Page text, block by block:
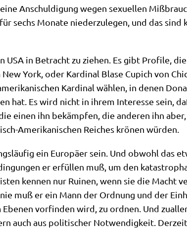
Anschul­di­gung wegen sexu­el­len
sechs Mona­te nie­der­zu­le­gen, und das sind
USA in Betracht zu zie­hen. Es gibt Pro­fi­le,
York, oder Kar­di­nal Bla­se Cupich von
Kar­di­nal wäh­len, in denen
hat. Es wird nicht in ihrem Inter­es­se sein,
einen ihn bekämp­fen, die ande­ren ihn
Ame­ri­ka­ni­schen Rei­ches krö­nen würden.
ein Euro­pä­er sein. Und obwohl das
er erfül­len muß, um den
ken­nen nur Rui­nen, wenn sie die Macht
muß er ein Mann der Ord­nung und der
vor­fin­den wird, zu ord­nen. Und
auch aus poli­ti­scher Not­wen­dig­keit.